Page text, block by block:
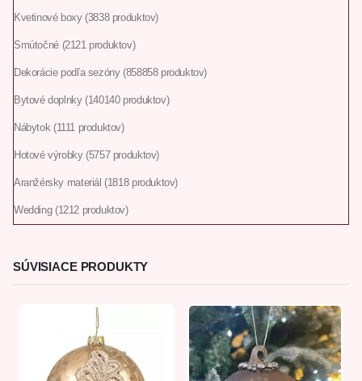
Kvetinové boxy 3838 produktov
Smútočné 2121 produktov
Dekorácie podľa sezóny 858858 produktov
Bytové doplnky 140140 produktov
Nábytok 1111 produktov
Hotové výrobky 5757 produktov
Aranžérsky materiál 1818 produktov
Wedding 1212 produktov
SÚVISIACE PRODUKTY